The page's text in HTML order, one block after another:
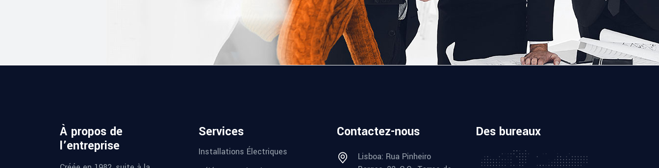
À propos de
l’entreprise
Services
Installations Électriques
Contactez-nous
Lisboa: Rua Pinheiro
Des bureaux